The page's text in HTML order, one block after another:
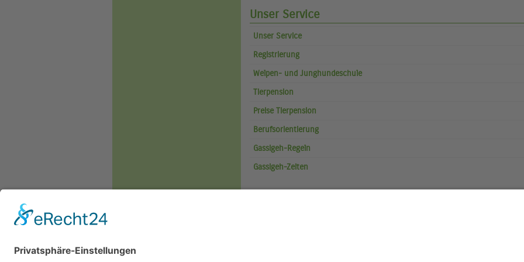
Unser Service
Unser Service
Registrierung
Welpen- und Junghundeschule
Tierpension
Preise Tierpension
Berufsorientierung
Gassigeh-Regeln
Gassigeh-Zeiten